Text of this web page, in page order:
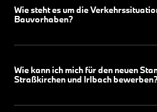
Wie steht es um die
Bauvorhaben?
Wie kann ich mich für den neuen
Straßkirchen und Irlbach